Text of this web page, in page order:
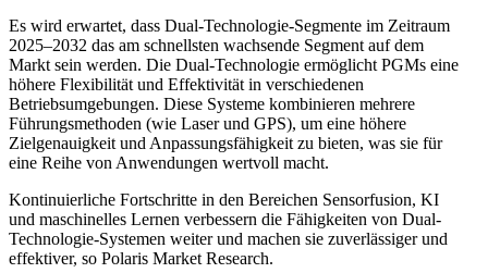
Es wird erwartet, dass Dual-Technologie-Segmente im Zeitraum
2025–2032 das am schnellsten wachsende Segment auf dem
Markt sein werden. Die Dual-Technologie ermöglicht PGMs eine
höhere Flexibilität und Effektivität in verschiedenen
Betriebsumgebungen. Diese Systeme kombinieren mehrere
Führungsmethoden (wie Laser und GPS), um eine höhere
Zielgenauigkeit und Anpassungsfähigkeit zu bieten, was sie für
eine Reihe von Anwendungen wertvoll macht.
Kontinuierliche Fortschritte in den Bereichen Sensorfusion, KI
und maschinelles Lernen verbessern die Fähigkeiten von Dual-
Technologie-Systemen weiter und machen sie zuverlässiger und
effektiver, so Polaris Market Research.